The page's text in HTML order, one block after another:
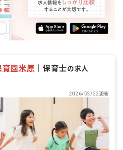
育園米原 ｜保育士の求人
2026/05/22更新